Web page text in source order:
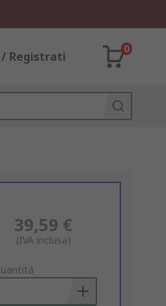
Registrati
0
39,59 €
(IVA inclusa)